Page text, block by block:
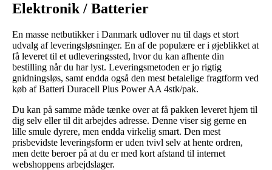
Elektronik / Batterier
En masse netbutikker i Danmark udlover nu til dags et stort
udvalg af leveringsløsninger. En af de populære er i øjeblikket at
få leveret til et udleveringssted, hvor du kan afhente din
bestilling når du har lyst. Leveringsmetoden er jo rigtig
gnidningsløs, samt endda også den mest betalelige fragtform ved
køb af Batteri Duracell Plus Power AA 4stk/pak.
Du kan på samme måde tænke over at få pakken leveret hjem til
dig selv eller til dit arbejdes adresse. Denne viser sig gerne en
lille smule dyrere, men endda virkelig smart. Den mest
prisbevidste leveringsform er uden tvivl selv at hente ordren,
men dette beroer på at du er med kort afstand til internet
webshoppens arbejdslager.